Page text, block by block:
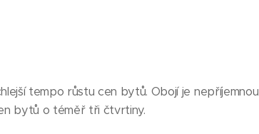
tempo růstu cen bytů. Obojí je nepříjemnou
bytů o téměř tři čtvrtiny.